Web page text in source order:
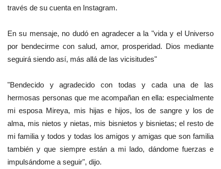
través de su cuenta en Instagram.
En su mensaje, no dudó en agradecer a la "vida y el Universo
por bendecirme con salud, amor, prosperidad. Dios mediante
seguirá siendo así, más allá de las vicisitudes"
"Bendecido y agradecido con todas y cada una de las
hermosas personas que me acompañan en ella: especialmente
mi esposa Mireya, mis hijas e hijos, los de sangre y los de
alma, mis nietos y nietas, mis bisnietos y bisnietas; el resto de
mi familia y todos y todas los amigos y amigas que son familia
también y que siempre están a mi lado, dándome fuerzas e
impulsándome a seguir", dijo.